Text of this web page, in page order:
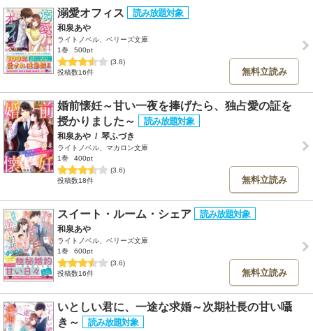
溺愛オフィス
和泉あや
ライトノベル、ベリーズ文庫
1巻
500pt
(3.8)
投稿数16件
無料立読み
婚前懐妊～甘い一夜を捧げたら、独占愛の証を
授かりました～
和泉あや / 琴ふづき
ライトノベル、マカロン文庫
1巻
400pt
(3.6)
投稿数18件
無料立読み
スイート・ルーム・シェア
和泉あや
ライトノベル、ベリーズ文庫
1巻
600pt
(3.6)
投稿数16件
無料立読み
いとしい君に、一途な求婚～次期社長の甘い囁
き～